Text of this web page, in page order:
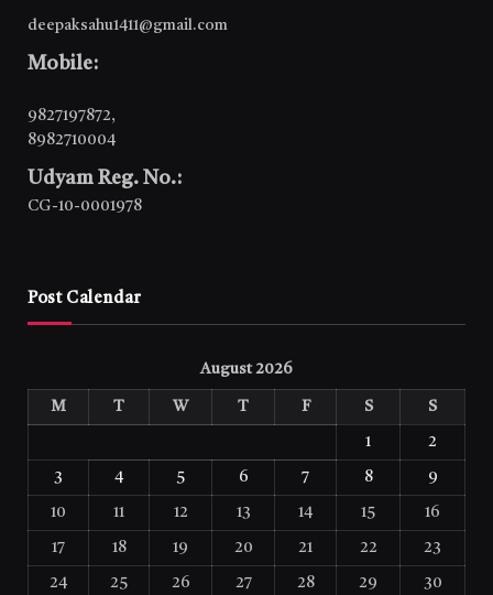
deepaksahu1411@gmail.com
Mobile:
9827197872,
8982710004
Udyam Reg. No.:
CG-10-0001978
Post Calendar
August 2026
M T W T F S S
1 2
3 4 5 6 7 8 9
10 11 12 13 14 15 16
17 18 19 20 21 22 23
24 25 26 27 28 29 30